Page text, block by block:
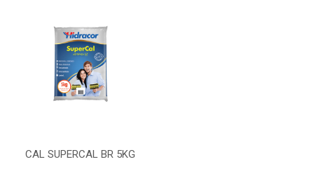
CAL SUPERCAL BR 5KG